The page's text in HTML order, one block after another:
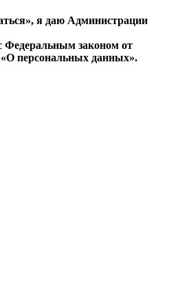
я даю Администрации
Федеральным законом от
персональных данных».